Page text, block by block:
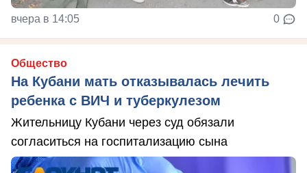
вчера в 14:05 0
Общество
На Кубани мать отказывалась лечить
ребенка с ВИЧ и туберкулезом
Жительницу Кубани через суд обязали
согласиться на госпитализацию сына